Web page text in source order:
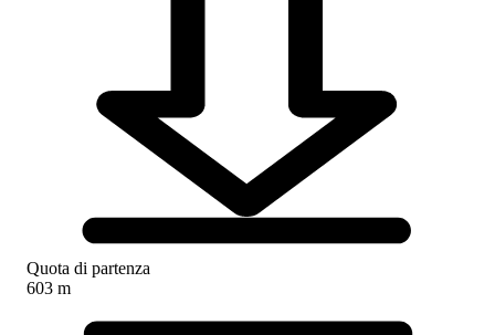
Quota di partenza
603 m